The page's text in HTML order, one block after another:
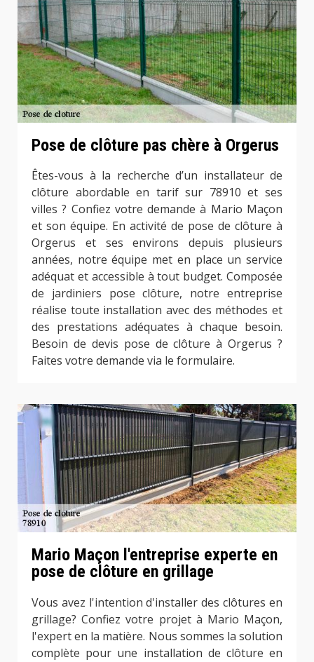
Pose de clôture pas chère à Orgerus
Êtes-vous à la recherche d’un installateur de
clôture abordable en tarif sur 78910 et ses
villes ? Confiez votre demande à Mario Maçon
et son équipe. En activité de pose de clôture à
Orgerus et ses environs depuis plusieurs
années, notre équipe met en place un service
adéquat et accessible à tout budget. Composée
de jardiniers pose clôture, notre entreprise
réalise toute installation avec des méthodes et
des prestations adéquates à chaque besoin.
Besoin de devis pose de clôture à Orgerus ?
Faites votre demande via le formulaire.
Mario Maçon l'entreprise experte en
pose de clôture en grillage
Vous avez l'intention d'installer des clôtures en
grillage? Confiez votre projet à Mario Maçon,
l'expert en la matière. Nous sommes la solution
complète pour une installation de clôture en